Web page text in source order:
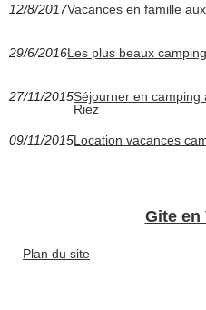
12/8/2017Vacances en famille
29/6/2016Les plus beaux
27/11/2015Séjourner en camping
Riez
09/11/2015Location vacances
Gite en
Plan du site